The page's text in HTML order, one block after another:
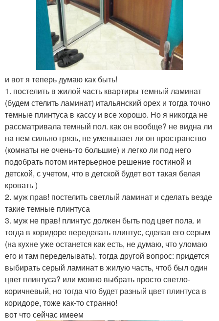
и вот я теперь думаю как быть!
1. постелить в жилой часть квартиры темный ламинат
(будем стелить ламинат) итальянский орех и тогда точно
темные плинтуса в кассу и все хорошо. Но я никогда не
рассматривала темный пол. как он вообще? не видна ли
на нем сильно грязь, не уменьшает ли он пространство
(комнаты не очень-то большие) и легко ли под него
подобрать потом интерьерное решение гостиной и
детской, с учетом, что в детской будет вот такая белая
кровать )
2. муж прав! постелить светлый ламинат и сделать везде
такие темные плинтуса
3. муж не прав! плинтус должен быть под цвет пола. и
тогда в коридоре переделать плинтус, сделав его серым
(на кухне уже останется как есть, не думаю, что уломаю
его и там переделывать). тогда другой вопрос: придется
выбирать серый ламинат в жилую часть, чтоб был один
цвет плинтуса? или можно выбрать просто светло-
коричневый, но тогда что будет разный цвет плинтуса в
коридоре, тоже как-то странно!
вот что сейчас имеем